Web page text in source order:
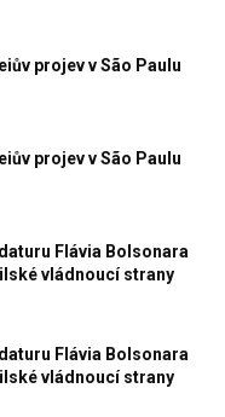
projev v São Paulu
projev v São Paulu
Flávia Bolsonara
vládnoucí strany
Flávia Bolsonara
vládnoucí strany